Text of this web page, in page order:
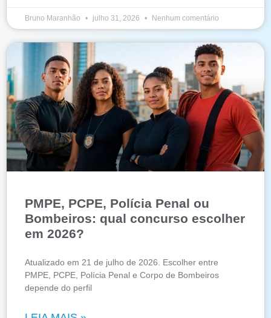
Bruno Maranhão julho 31, 2026 Nenhum comentário
PMPE, PCPE, Polícia Penal ou
Bombeiros: qual concurso escolher
em 2026?
Atualizado em 21 de julho de 2026. Escolher entre
PMPE, PCPE, Polícia Penal e Corpo de Bombeiros
depende do perfil